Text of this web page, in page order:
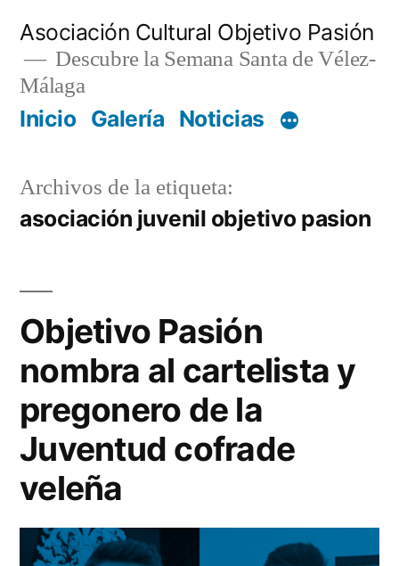
contenido
Asociación Cultural Objetivo Pasión
Descubre la Semana Santa de Vélez-
Málaga
Inicio Galería Noticias
Archivos de la etiqueta:
asociación juvenil objetivo pasion
Objetivo Pasión
nombra al cartelista y
pregonero de la
Juventud cofrade
veleña